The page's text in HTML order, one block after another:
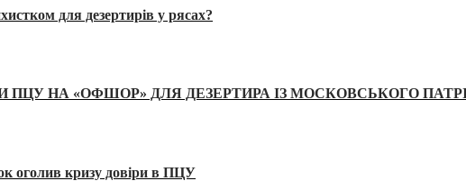
для дезертирів у рясах?
НА «ОФШОР» ДЛЯ ДЕЗЕРТИРА ІЗ МОСКОВСЬКОГО
оголив кризу довіри в ПЦУ